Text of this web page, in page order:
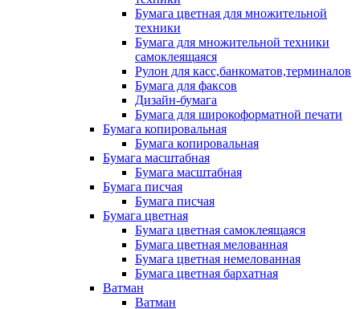
Бумага цветная для множительной
техники
Бумага для множительной техники
самоклеящаяся
Рулон для касс,банкоматов,терминалов
Бумага для факсов
Дизайн-бумага
Бумага для широкоформатной печати
Бумага копировальная
Бумага копировальная
Бумага масштабная
Бумага масштабная
Бумага писчая
Бумага писчая
Бумага цветная
Бумага цветная самоклеящаяся
Бумага цветная мелованная
Бумага цветная немелованная
Бумага цветная бархатная
Ватман
Ватман